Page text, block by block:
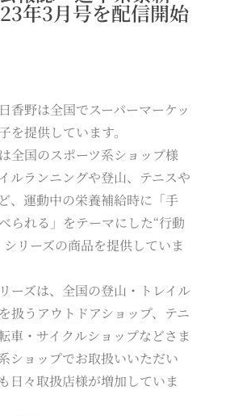
年3月号を配信開始
香野は全国でスーパーマーケッ
を提供しています。
全国のスポーツ系ショップ様
ルランニングや登山、テニスや
、運動中の栄養補給時に「手
られる」をテーマにした“行動
リーズの商品を提供していま
ーズは、全国の登山・トレイル
扱うアウトドアショップ、テニ
車・サイクルショップなどさま
ショップでお取扱いいただい
日々取扱店様が増加していま